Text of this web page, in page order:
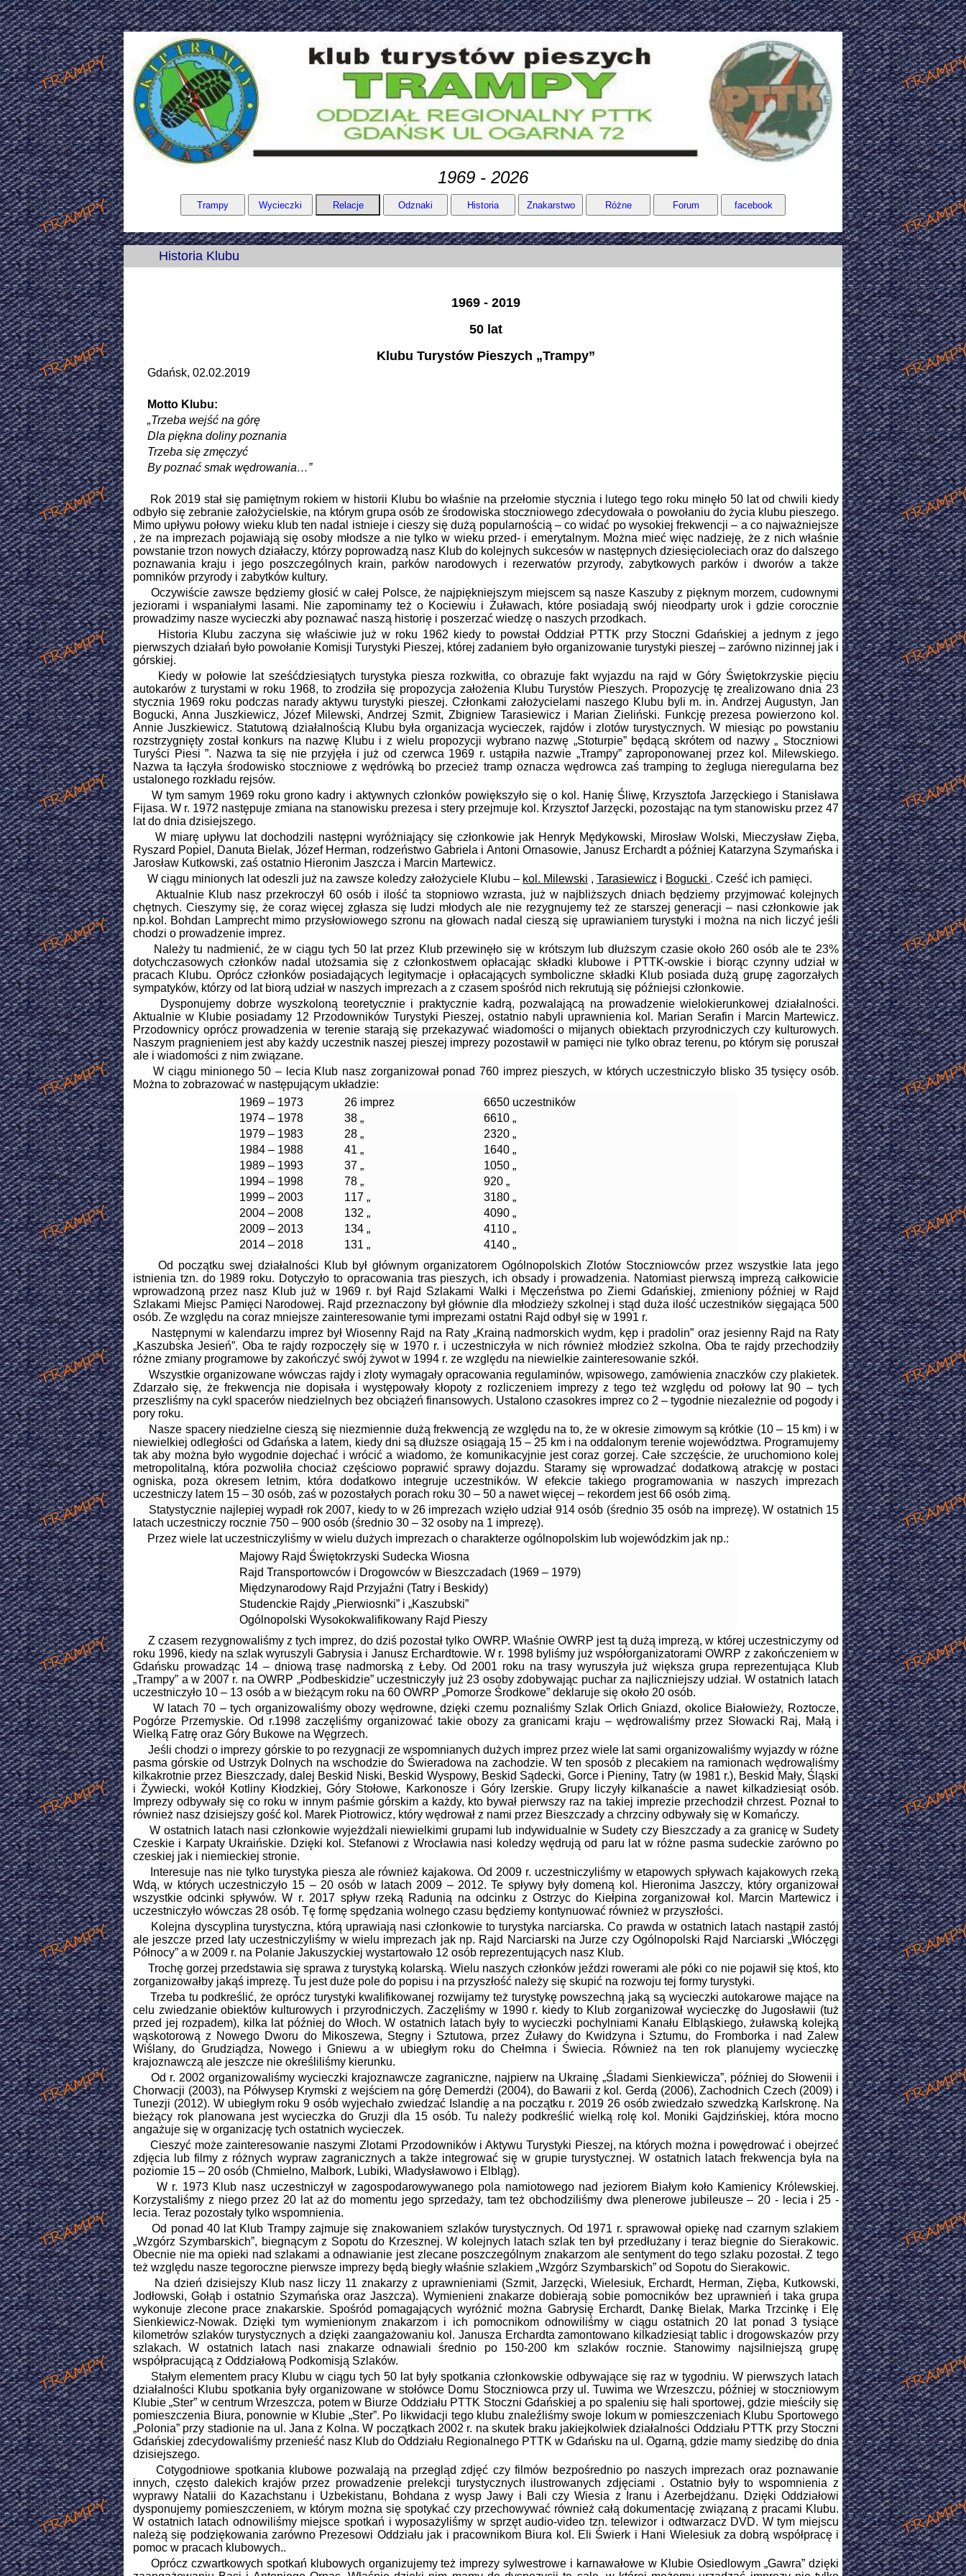
1969 - 2026
Historia Klubu
1969 - 2019
50 lat
Klubu Turystów Pieszych „Trampy”
Gdańsk, 02.02.2019
Motto Klubu:
„Trzeba wejść na górę
Dla piękna doliny poznania
Trzeba się zmęczyć
By poznać smak wędrowania…”
Rok 2019 stał się pamiętnym rokiem w historii Klubu bo właśnie na przełomie stycznia i lutego tego roku minęło 50 lat od chwili kiedy
odbyło się zebranie założycielskie, na którym grupa osób ze środowiska stoczniowego zdecydowała o powołaniu do życia klubu pieszego.
Mimo upływu połowy wieku klub ten nadal istnieje i cieszy się dużą popularnością – co widać po wysokiej frekwencji – a co najważniejsze
, że na imprezach pojawiają się osoby młodsze a nie tylko w wieku przed- i emerytalnym. Można mieć więc nadzieję, że z nich właśnie
powstanie trzon nowych działaczy, którzy poprowadzą nasz Klub do kolejnych sukcesów w następnych dziesięcioleciach oraz do dalszego
poznawania kraju i jego poszczególnych krain, parków narodowych i rezerwatów przyrody, zabytkowych parków i dworów a także
pomników przyrody i zabytków kultury.
Oczywiście zawsze będziemy głosić w całej Polsce, że najpiękniejszym miejscem są nasze Kaszuby z pięknym morzem, cudownymi
jeziorami i wspaniałymi lasami. Nie zapominamy też o Kociewiu i Żuławach, które posiadają swój nieodparty urok i gdzie corocznie
prowadzimy nasze wycieczki aby poznawać naszą historię i poszerzać wiedzę o naszych przodkach.
Historia Klubu zaczyna się właściwie już w roku 1962 kiedy to powstał Oddział PTTK przy Stoczni Gdańskiej a jednym z jego
pierwszych działań było powołanie Komisji Turystyki Pieszej, której zadaniem było organizowanie turystyki pieszej – zarówno nizinnej jak i
górskiej.
Kiedy w połowie lat sześćdziesiątych turystyka piesza rozkwitła, co obrazuje fakt wyjazdu na rajd w Góry Świętokrzyskie pięciu
autokarów z turystami w roku 1968, to zrodziła się propozycja założenia Klubu Turystów Pieszych. Propozycję tę zrealizowano dnia 23
stycznia 1969 roku podczas narady aktywu turystyki pieszej. Członkami założycielami naszego Klubu byli m. in. Andrzej Augustyn, Jan
Bogucki, Anna Juszkiewicz, Józef Milewski, Andrzej Szmit, Zbigniew Tarasiewicz i Marian Zieliński. Funkcję prezesa powierzono kol.
Annie Juszkiewicz. Statutową działalnością Klubu była organizacja wycieczek, rajdów i zlotów turystycznych. W miesiąc po powstaniu
rozstrzygnięty został konkurs na nazwę Klubu i z wielu propozycji wybrano nazwę „Stoturpie” będącą skrótem od nazwy „ Stoczniowi
Turyści Piesi ”. Nazwa ta się nie przyjęła i już od czerwca 1969 r. ustąpiła nazwie „Trampy” zaproponowanej przez kol. Milewskiego.
Nazwa ta łączyła środowisko stoczniowe z wędrówką bo przecież tramp oznacza wędrowca zaś tramping to żegluga nieregularna bez
ustalonego rozkładu rejsów.
W tym samym 1969 roku grono kadry i aktywnych członków powiększyło się o kol. Hanię Śliwę, Krzysztofa Jarzęckiego i Stanisława
Fijasa. W r. 1972 następuje zmiana na stanowisku prezesa i stery przejmuje kol. Krzysztof Jarzęcki, pozostając na tym stanowisku przez 47
lat do dnia dzisiejszego.
W miarę upływu lat dochodzili następni wyróżniający się członkowie jak Henryk Mędykowski, Mirosław Wolski, Mieczysław Zięba,
Ryszard Popiel, Danuta Bielak, Józef Herman, rodzeństwo Gabriela i Antoni Ornasowie, Janusz Erchardt a później Katarzyna Szymańska i
Jarosław Kutkowski, zaś ostatnio Hieronim Jaszcza i Marcin Martewicz.
W ciągu minionych lat odeszli już na zawsze koledzy założyciele Klubu – kol. Milewski , Tarasiewicz i Bogucki . Cześć ich pamięci.
Aktualnie Klub nasz przekroczył 60 osób i ilość ta stopniowo wzrasta, już w najbliższych dniach będziemy przyjmować kolejnych
chętnych. Cieszymy się, że coraz więcej zgłasza się ludzi młodych ale nie rezygnujemy też ze starszej generacji – nasi członkowie jak
np.kol. Bohdan Lamprecht mimo przysłowiowego szronu na głowach nadal cieszą się uprawianiem turystyki i można na nich liczyć jeśli
chodzi o prowadzenie imprez.
Należy tu nadmienić, że w ciągu tych 50 lat przez Klub przewinęło się w krótszym lub dłuższym czasie około 260 osób ale te 23%
dotychczasowych członków nadal utożsamia się z członkostwem opłacając składki klubowe i PTTK-owskie i biorąc czynny udział w
pracach Klubu. Oprócz członków posiadających legitymacje i opłacających symboliczne składki Klub posiada dużą grupę zagorzałych
sympatyków, którzy od lat biorą udział w naszych imprezach a z czasem spośród nich rekrutują się późniejsi członkowie.
Dysponujemy dobrze wyszkoloną teoretycznie i praktycznie kadrą, pozwalającą na prowadzenie wielokierunkowej działalności.
Aktualnie w Klubie posiadamy 12 Przodowników Turystyki Pieszej, ostatnio nabyli uprawnienia kol. Marian Serafin i Marcin Martewicz.
Przodownicy oprócz prowadzenia w terenie starają się przekazywać wiadomości o mijanych obiektach przyrodniczych czy kulturowych.
Naszym pragnieniem jest aby każdy uczestnik naszej pieszej imprezy pozostawił w pamięci nie tylko obraz terenu, po którym się poruszał
ale i wiadomości z nim związane.
W ciągu minionego 50 – lecia Klub nasz zorganizował ponad 760 imprez pieszych, w których uczestniczyło blisko 35 tysięcy osób.
Można to zobrazować w następującym układzie:
1969 – 1973
26 imprez
6650 uczestników
1974 – 1978
38 „
6610 „
1979 – 1983
28 „
2320 „
1984 – 1988
41 „
1640 „
1989 – 1993
37 „
1050 „
1994 – 1998
78 „
920 „
1999 – 2003
117 „
3180 „
2004 – 2008
132 „
4090 „
2009 – 2013
134 „
4110 „
2014 – 2018
131 „
4140 „
Od początku swej działalności Klub był głównym organizatorem Ogólnopolskich Zlotów Stoczniowców przez wszystkie lata jego
istnienia tzn. do 1989 roku. Dotyczyło to opracowania tras pieszych, ich obsady i prowadzenia. Natomiast pierwszą imprezą całkowicie
wprowadzoną przez nasz Klub już w 1969 r. był Rajd Szlakami Walki i Męczeństwa po Ziemi Gdańskiej, zmieniony później w Rajd
Szlakami Miejsc Pamięci Narodowej. Rajd przeznaczony był głównie dla młodzieży szkolnej i stąd duża ilość uczestników sięgająca 500
osób. Ze względu na coraz mniejsze zainteresowanie tymi imprezami ostatni Rajd odbył się w 1991 r.
Następnymi w kalendarzu imprez był Wiosenny Rajd na Raty „Krainą nadmorskich wydm, kęp i pradolin” oraz jesienny Rajd na Raty
„Kaszubska Jesień”. Oba te rajdy rozpoczęły się w 1970 r. i uczestniczyła w nich również młodzież szkolna. Oba te rajdy przechodziły
różne zmiany programowe by zakończyć swój żywot w 1994 r. ze względu na niewielkie zainteresowanie szkół.
Wszystkie organizowane wówczas rajdy i zloty wymagały opracowania regulaminów, wpisowego, zamówienia znaczków czy plakietek.
Zdarzało się, że frekwencja nie dopisała i występowały kłopoty z rozliczeniem imprezy z tego też względu od połowy lat 90 – tych
przeszliśmy na cykl spacerów niedzielnych bez obciążeń finansowych. Ustalono czasokres imprez co 2 – tygodnie niezależnie od pogody i
pory roku.
Nasze spacery niedzielne cieszą się niezmiennie dużą frekwencją ze względu na to, że w okresie zimowym są krótkie (10 – 15 km) i w
niewielkiej odległości od Gdańska a latem, kiedy dni są dłuższe osiągają 15 – 25 km i na oddalonym terenie województwa. Programujemy
tak aby można było wygodnie dojechać i wrócić a wiadomo, że komunikacyjnie jest coraz gorzej. Całe szczęście, że uruchomiono kolej
metropolitalną, która pozwoliła chociaż częściowo poprawić sprawy dojazdu. Staramy się wprowadzać dodatkową atrakcję w postaci
ogniska, poza okresem letnim, która dodatkowo integruje uczestników. W efekcie takiego programowania w naszych imprezach
uczestniczy latem 15 – 30 osób, zaś w pozostałych porach roku 30 – 50 a nawet więcej – rekordem jest 66 osób zimą.
Statystycznie najlepiej wypadł rok 2007, kiedy to w 26 imprezach wzięło udział 914 osób (średnio 35 osób na imprezę). W ostatnich 15
latach uczestniczy rocznie 750 – 900 osób (średnio 30 – 32 osoby na 1 imprezę).
Przez wiele lat uczestniczyliśmy w wielu dużych imprezach o charakterze ogólnopolskim lub wojewódzkim jak np.:
Majowy Rajd Świętokrzyski Sudecka Wiosna
Rajd Transportowców i Drogowców w Bieszczadach (1969 – 1979)
Międzynarodowy Rajd Przyjaźni (Tatry i Beskidy)
Studenckie Rajdy „Pierwiosnki” i „Kaszubski”
Ogólnopolski Wysokokwalifikowany Rajd Pieszy
Z czasem rezygnowaliśmy z tych imprez, do dziś pozostał tylko OWRP. Właśnie OWRP jest tą dużą imprezą, w której uczestniczymy od
roku 1996, kiedy na szlak wyruszyli Gabrysia i Janusz Erchardtowie. W r. 1998 byliśmy już współorganizatorami OWRP z zakończeniem w
Gdańsku prowadząc 14 – dniową trasę nadmorską z Łeby. Od 2001 roku na trasy wyruszyła już większa grupa reprezentująca Klub
„Trampy” a w 2007 r. na OWRP „Podbeskidzie” uczestniczyły już 23 osoby zdobywając puchar za najliczniejszy udział. W ostatnich latach
uczestniczyło 10 – 13 osób a w bieżącym roku na 60 OWRP „Pomorze Środkowe” deklaruje się około 20 osób.
W latach 70 – tych organizowaliśmy obozy wędrowne, dzięki czemu poznaliśmy Szlak Orlich Gniazd, okolice Białowieży, Roztocze,
Pogórze Przemyskie. Od r.1998 zaczęliśmy organizować takie obozy za granicami kraju – wędrowaliśmy przez Słowacki Raj, Małą i
Wielką Fatrę oraz Góry Bukowe na Węgrzech.
Jeśli chodzi o imprezy górskie to po rezygnacji ze wspomnianych dużych imprez przez wiele lat sami organizowaliśmy wyjazdy w różne
pasma górskie od Ustrzyk Dolnych na wschodzie do Świeradowa na zachodzie. W ten sposób z plecakiem na ramionach wędrowaliśmy
kilkakrotnie przez Bieszczady, dalej Beskid Niski, Beskid Wyspowy, Beskid Sądecki, Gorce i Pieniny, Tatry (w 1981 r.), Beskid Mały, Śląski
i Żywiecki, wokół Kotliny Kłodzkiej, Góry Stołowe, Karkonosze i Góry Izerskie. Grupy liczyły kilkanaście a nawet kilkadziesiąt osób.
Imprezy odbywały się co roku w innym paśmie górskim a każdy, kto bywał pierwszy raz na takiej imprezie przechodził chrzest. Poznał to
również nasz dzisiejszy gość kol. Marek Piotrowicz, który wędrował z nami przez Bieszczady a chrzciny odbywały się w Komańczy.
W ostatnich latach nasi członkowie wyjeżdżali niewielkimi grupami lub indywidualnie w Sudety czy Bieszczady a za granicę w Sudety
Czeskie i Karpaty Ukraińskie. Dzięki kol. Stefanowi z Wrocławia nasi koledzy wędrują od paru lat w różne pasma sudeckie zarówno po
czeskiej jak i niemieckiej stronie.
Interesuje nas nie tylko turystyka piesza ale również kajakowa. Od 2009 r. uczestniczyliśmy w etapowych spływach kajakowych rzeką
Wdą, w których uczestniczyło 15 – 20 osób w latach 2009 – 2012. Te spływy były domeną kol. Hieronima Jaszczy, który organizował
wszystkie odcinki spływów. W r. 2017 spływ rzeką Radunią na odcinku z Ostrzyc do Kiełpina zorganizował kol. Marcin Martewicz i
uczestniczyło wówczas 28 osób. Tę formę spędzania wolnego czasu będziemy kontynuować również w przyszłości.
Kolejna dyscyplina turystyczna, którą uprawiają nasi członkowie to turystyka narciarska. Co prawda w ostatnich latach nastąpił zastój
ale jeszcze przed laty uczestniczyliśmy w wielu imprezach jak np. Rajd Narciarski na Jurze czy Ogólnopolski Rajd Narciarski „Włóczęgi
Północy” a w 2009 r. na Polanie Jakuszyckiej wystartowało 12 osób reprezentujących nasz Klub.
Trochę gorzej przedstawia się sprawa z turystyką kolarską. Wielu naszych członków jeździ rowerami ale póki co nie pojawił się ktoś, kto
zorganizowałby jakąś imprezę. Tu jest duże pole do popisu i na przyszłość należy się skupić na rozwoju tej formy turystyki.
Trzeba tu podkreślić, że oprócz turystyki kwalifikowanej rozwijamy też turystykę powszechną jaką są wycieczki autokarowe mające na
celu zwiedzanie obiektów kulturowych i przyrodniczych. Zaczęliśmy w 1990 r. kiedy to Klub zorganizował wycieczkę do Jugosławii (tuż
przed jej rozpadem), kilka lat później do Włoch. W ostatnich latach były to wycieczki pochylniami Kanału Elbląskiego, żuławską kolejką
wąskotorową z Nowego Dworu do Mikoszewa, Stegny i Sztutowa, przez Żuławy do Kwidzyna i Sztumu, do Fromborka i nad Zalew
Wiślany, do Grudziądza, Nowego i Gniewu a w ubiegłym roku do Chełmna i Świecia. Również na ten rok planujemy wycieczkę
krajoznawczą ale jeszcze nie określiliśmy kierunku.
Od r. 2002 organizowaliśmy wycieczki krajoznawcze zagraniczne, najpierw na Ukrainę „Śladami Sienkiewicza”, później do Słowenii i
Chorwacji (2003), na Półwysep Krymski z wejściem na górę Demerdżi (2004), do Bawarii z kol. Gerdą (2006), Zachodnich Czech (2009) i
Tunezji (2012). W ubiegłym roku 9 osób wyjechało zwiedzać Islandię a na początku r. 2019 26 osób zwiedzało szwedzką Karlskronę. Na
bieżący rok planowana jest wycieczka do Gruzji dla 15 osób. Tu należy podkreślić wielką rolę kol. Moniki Gajdzińskiej, która mocno
angażuje się w organizację tych ostatnich wycieczek.
Cieszyć może zainteresowanie naszymi Zlotami Przodowników i Aktywu Turystyki Pieszej, na których można i powędrować i obejrzeć
zdjęcia lub filmy z różnych wypraw zagranicznych a także integrować się w grupie turystycznej. W ostatnich latach frekwencja była na
poziomie 15 – 20 osób (Chmielno, Malbork, Lubiki, Władysławowo i Elbląg).
W r. 1973 Klub nasz uczestniczył w zagospodarowywanego pola namiotowego nad jeziorem Białym koło Kamienicy Królewskiej.
Korzystaliśmy z niego przez 20 lat aż do momentu jego sprzedaży, tam też obchodziliśmy dwa plenerowe jubileusze – 20 - lecia i 25 -
lecia. Teraz pozostały tylko wspomnienia.
Od ponad 40 lat Klub Trampy zajmuje się znakowaniem szlaków turystycznych. Od 1971 r. sprawował opiekę nad czarnym szlakiem
„Wzgórz Szymbarskich”, biegnącym z Sopotu do Krzesznej. W kolejnych latach szlak ten był przedłużany i teraz biegnie do Sierakowic.
Obecnie nie ma opieki nad szlakami a odnawianie jest zlecane poszczególnym znakarzom ale sentyment do tego szlaku pozostał. Z tego
też względu nasze tegoroczne pierwsze imprezy będą biegły właśnie szlakiem „Wzgórz Szymbarskich” od Sopotu do Sierakowic.
Na dzień dzisiejszy Klub nasz liczy 11 znakarzy z uprawnieniami (Szmit, Jarzęcki, Wielesiuk, Erchardt, Herman, Zięba, Kutkowski,
Jodłowski, Gołąb i ostatnio Szymańska oraz Jaszcza). Wymienieni znakarze dobierają sobie pomocników bez uprawnień i taka grupa
wykonuje zlecone prace znakarskie. Spośród pomagających wyróżnić można Gabrysię Erchardt, Dankę Bielak, Marka Trzcinkę i Elę
Sienkiewicz-Nowak. Dzięki tym wymienionym znakarzom i ich pomocnikom odnowiliśmy w ciągu ostatnich 20 lat ponad 3 tysiące
kilometrów szlaków turystycznych a dzięki zaangażowaniu kol. Janusza Erchardta zamontowano kilkadziesiąt tablic i drogowskazów przy
szlakach. W ostatnich latach nasi znakarze odnawiali średnio po 150-200 km szlaków rocznie. Stanowimy najsilniejszą grupę
współpracującą z Oddziałową Podkomisją Szlaków.
Stałym elementem pracy Klubu w ciągu tych 50 lat były spotkania członkowskie odbywające się raz w tygodniu. W pierwszych latach
działalności Klubu spotkania były organizowane w stołówce Domu Stoczniowca przy ul. Tuwima we Wrzeszczu, później w stoczniowym
Klubie „Ster” w centrum Wrzeszcza, potem w Biurze Oddziału PTTK Stoczni Gdańskiej a po spaleniu się hali sportowej, gdzie mieściły się
pomieszczenia Biura, ponownie w Klubie „Ster”. Po likwidacji tego klubu znaleźliśmy swoje lokum w pomieszczeniach Klubu Sportowego
„Polonia” przy stadionie na ul. Jana z Kolna. W początkach 2002 r. na skutek braku jakiejkolwiek działalności Oddziału PTTK przy Stoczni
Gdańskiej zdecydowaliśmy przenieść nasz Klub do Oddziału Regionalnego PTTK w Gdańsku na ul. Ogarną, gdzie mamy siedzibę do dnia
dzisiejszego.
Cotygodniowe spotkania klubowe pozwalają na przegląd zdjęć czy filmów bezpośrednio po naszych imprezach oraz poznawanie
innych, często dalekich krajów przez prowadzenie prelekcji turystycznych ilustrowanych zdjęciami . Ostatnio były to wspomnienia z
wyprawy Natalii do Kazachstanu i Uzbekistanu, Bohdana z wysp Jawy i Bali czy Wiesia z Iranu i Azerbejdżanu. Dzięki Oddziałowi
dysponujemy pomieszczeniem, w którym można się spotykać czy przechowywać również całą dokumentację związaną z pracami Klubu.
W ostatnich latach odnowiliśmy miejsce spotkań i wyposażyliśmy w sprzęt audio-video tzn. telewizor i odtwarzacz DVD. W tym miejscu
należą się podziękowania zarówno Prezesowi Oddziału jak i pracownikom Biura kol. Eli Świerk i Hani Wielesiuk za dobrą współpracę i
pomoc w pracach klubowych..
Oprócz czwartkowych spotkań klubowych organizujemy też imprezy sylwestrowe i karnawałowe w Klubie Osiedlowym „Gawra” dzięki